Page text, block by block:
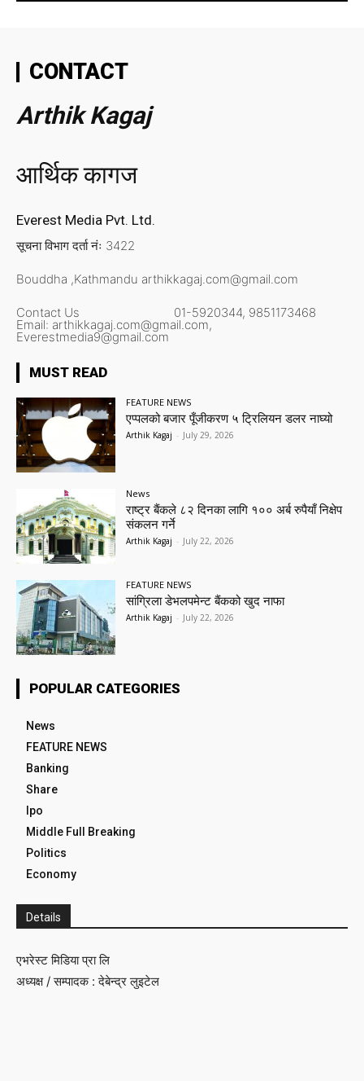
CONTACT
Arthik Kagaj
आर्थिक कागज
Everest Media Pvt. Ltd.
सूचना विभाग दर्ता नंः 3422
Bouddha ,Kathmandu arthikkagaj.com@gmail.com
Contact Us 01-5920344, 9851173468
Email: arthikkagaj.com@gmail.com,
Everestmedia9@gmail.com
MUST READ
FEATURE NEWS
एप्पलको बजार पूँजीकरण ५ ट्रिलियन डलर नाघ्यो
Arthik Kagaj - July 29, 2026
News
राष्ट्र बैंकले ८२ दिनका लागि १०० अर्ब रुपैयाँ निक्षेप
संकलन गर्ने
Arthik Kagaj - July 22, 2026
FEATURE NEWS
सांग्रिला डेभलपमेन्ट बैंकको खुद नाफा
Arthik Kagaj - July 22, 2026
POPULAR CATEGORIES
News
FEATURE NEWS
Banking
Share
Ipo
Middle Full Breaking
Politics
Economy
Details
एभरेस्ट मिडिया प्रा लि
अध्यक्ष / सम्पादक : देबेन्द्र लुइटेल